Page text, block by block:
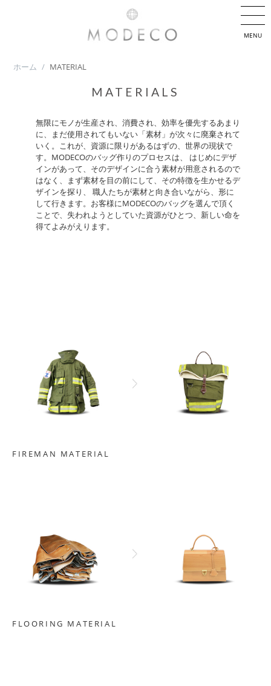
ホーム / MATERIAL
MATERIALS
無限にモノが生産され、消費され、効率を優先するあまり
に、まだ使用されてもいない「素材」が次々に廃棄されて
いく。これが、資源に限りがあるはずの、世界の現状で
す。MODECOのバッグ作りのプロセスは、 はじめにデザ
インがあって、そのデザインに合う素材が用意されるので
はなく、まず素材を目の前にして、その特徴を生かせるデ
ザインを探り、 職人たちが素材と向き合いながら、形に
して行きます。お客様にMODECOのバッグを選んで頂く
ことで、失われようとしていた資源がひとつ、新しい命を
得てよみがえります。
FIREMAN MATERIAL
FLOORING MATERIAL
MENU